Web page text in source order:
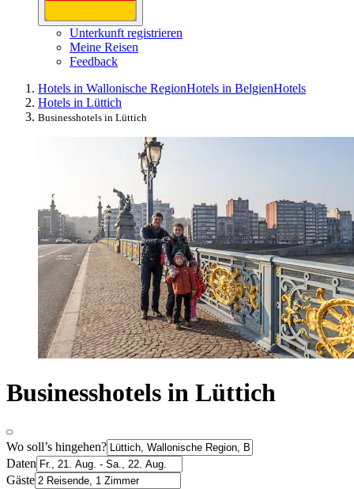
Unterkunft registrieren
Meine Reisen
Feedback
Hotels in Wallonische RegionHotels in BelgienHotels
Hotels in Lüttich
Businesshotels in Lüttich
Businesshotels in Lüttich
Wo soll’s hingehen?
Daten
Gäste